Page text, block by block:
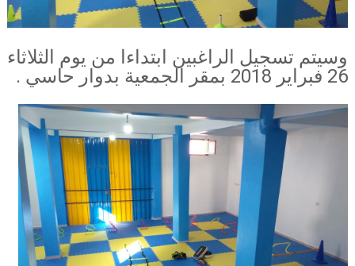
وسيتم تسجيل الراغبين ابتداءا من يوم الثلاثاء
26 فبراير 2018 بمقر الجمعية بدوار حاسي .